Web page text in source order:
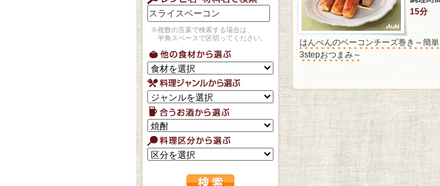
※複数の言葉で検索する場合は、
半角スペースで区切ってください。
15分
はんぺんのベーコンチーズ巻き～簡単
3stepおつまみ～